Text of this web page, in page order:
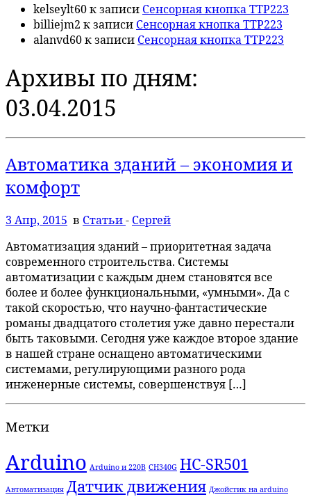
kelseylt60к записи Сенсорная кнопка TTP223
billiejm2 к записи Сенсорная кнопка TTP223
alanvd60к записи Сенсорная кнопка TTP223
Архивы по дням:
03.04.2015
Автоматика зданий – экономия и
комфорт
3 Апр, 2015 в Статьи- Сергей
Автоматизация зданий – приоритетная задача
современного строительства. Системы
автоматизации с каждым днем становятся все
более и более функциональными, «умными». Да с
такой скоростью, что научно-фантастические
романы двадцатого столетия уже давно перестали
быть таковыми. Сегодня уже каждое второе здание
в нашей стране оснащено автоматическими
системами, регулирующими разного рода
инженерные системы, совершенствуя […]
Метки
Arduino Arduino и 220В CH340G HC-SR501
Автоматизация Датчик движения Джойстик на arduino